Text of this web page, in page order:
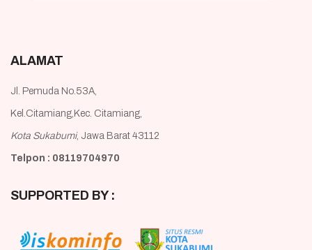
ALAMAT
Jl. Pemuda No.53A,
Kel.Citamiang,Kec. Citamiang,
Kota Sukabumi, Jawa Barat 43112
Telpon : 08119704970
SUPPORTED BY :